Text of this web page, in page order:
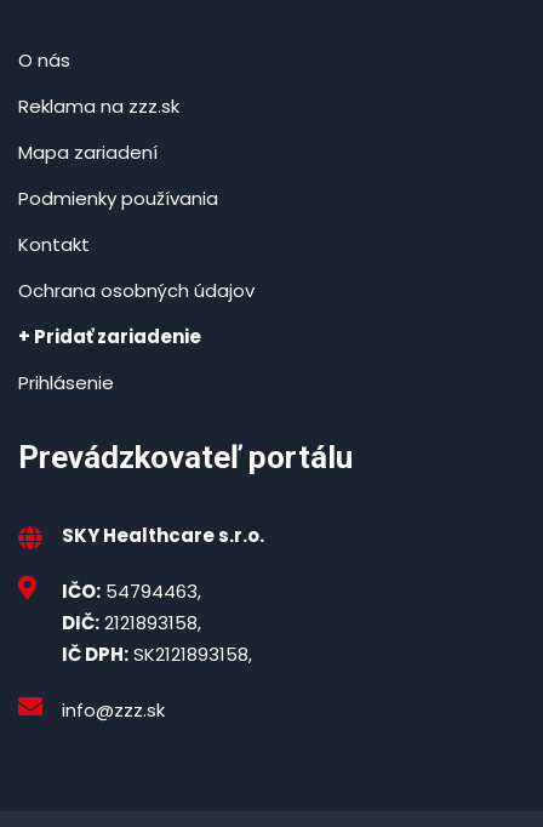
O nás
Reklama na zzz.sk
Mapa zariadení
Podmienky používania
Kontakt
Ochrana osobných údajov
+ Pridať zariadenie
Prihlásenie
Prevádzkovateľ portálu
SKY Healthcare s.r.o.
IČO: 54794463,
DIČ:2121893158,
IČ DPH:SK2121893158,
info@zzz.sk